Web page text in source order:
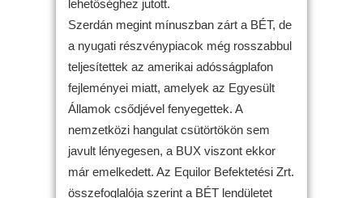
lehetőséghez jutott.
Szerdán megint mínuszban zárt a BÉT, de
a nyugati részvénypiacok még rosszabbul
teljesítettek az amerikai adósságplafon
fejleményei miatt, amelyek az Egyesült
Államok csődjével fenyegettek. A
nemzetközi hangulat csütörtökön sem
javult lényegesen, a BUX viszont ekkor
már emelkedett. Az Equilor Befektetési Zrt.
összefoglalója szerint a BÉT lendületet